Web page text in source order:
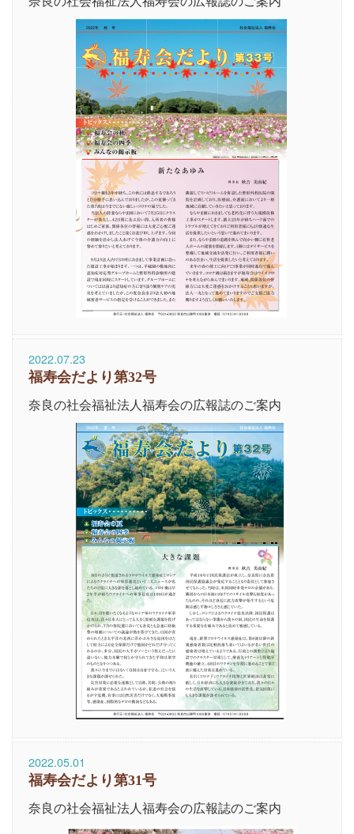
2022.07.23
福寿会だより第32号
奈良の社会福祉法人福寿会の広報誌のご案内
2022.05.01
福寿会だより第31号
奈良の社会福祉法人福寿会の広報誌のご案内